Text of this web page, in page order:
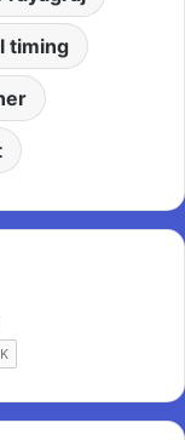
timing